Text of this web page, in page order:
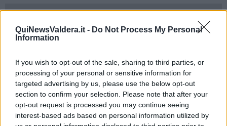
QuiNewsValdera.it - Do Not Process My Personal
Information
If you wish to opt-out of the sale, sharing to third parties, or
processing of your personal or sensitive information for
targeted advertising by us, please use the below opt-out
section to confirm your selection. Please note that after your
opt-out request is processed you may continue seeing
interest-based ads based on personal information utilized by
PONSACCO —
Continua anche stamani, sabato 30 Maggio, la
raccolta firme da parte del comitato "Tutela e salvaguardia I
Poggini"costituito a Ponsacco e Casciana Terme Lari contro la
realizzazione dell’impianto fotovoltaico a ridosso del percorso
dell’oasi protetta. Il punto di riferimento per firmare è davanti a
piazza della Repubblica, vicino al bar l'Orso.
"Raccogliamo firme - ha spiegatoil presidente del comitato